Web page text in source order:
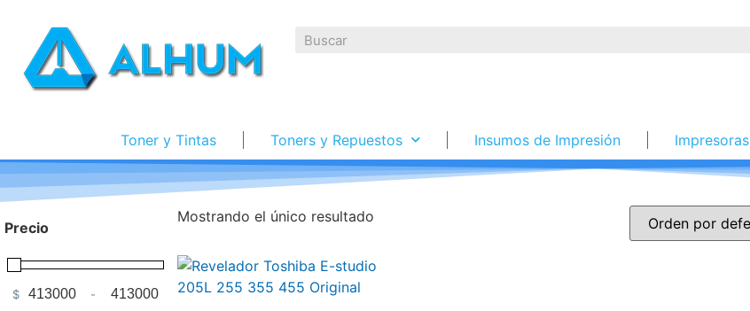
Toner y Tintas Toners y Repuestos Insumos de Impresión Impresoras
Precio
$ Minimum Price
-Maximum Price
Mostrando el único resultado